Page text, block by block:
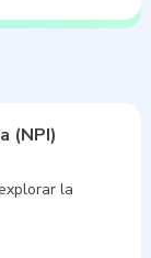
(NPI)
la